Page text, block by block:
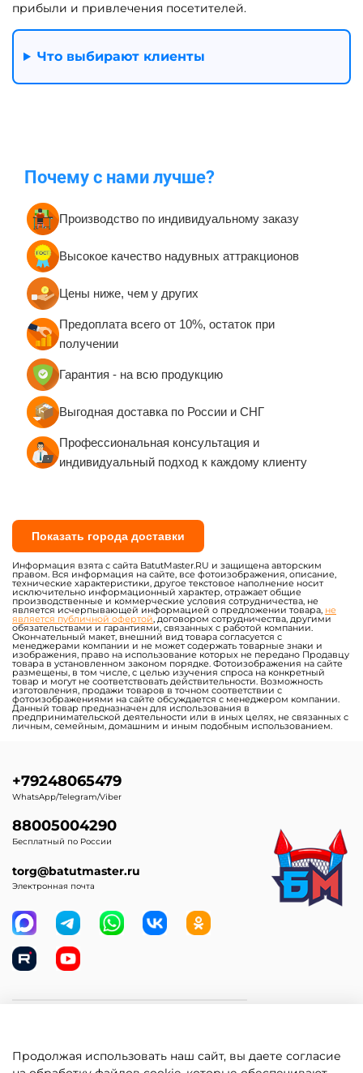
прибыли и привлечения посетителей.
Что выбирают клиенты
Почему с нами лучше?
Производство по индивидуальному заказу
Высокое качество надувных аттракционов
Цены ниже, чем у других
Предоплата всего от 10%, остаток при
получении
Гарантия - на всю продукцию
Выгодная доставка по России и СНГ
Профессиональная консультация и
индивидуальный подход к каждому клиенту
Показать города доставки
Информация взята с сайта BatutMaster.RU и защищена авторским
правом. Вся информация на сайте, все фотоизображения, описание,
технические характеристики, другое текстовое наполнение носит
исключительно информационный характер, отражает общие
производственные и коммерческие условия сотрудничества, не
является исчерпывающей информацией о предложении товара, не
является публичной офертой, договором сотрудничества, другими
обязательствами и гарантиями, связанных с работой компании.
Окончательный макет, внешний вид товара согласуется с
менеджерами компании и не может содержать товарные знаки и
изображения, право на использование которых не передано Продавцу
товара в установленном законом порядке. Фотоизображения на сайте
размещены, в том числе, с целью изучения спроса на конкретный
товар и могут не соответствовать действительности. Возможность
изготовления, продажи товаров в точном соответствии с
фотоизображениями на сайте обсуждается с менеджером компании.
Данный товар предназначен для использования в
предпринимательской деятельности или в иных целях, не связанных с
личным, семейным, домашним и иным подобным использованием.
Клиентам
+79248065479
WhatsApp/Telegram/Viber
88005004290
Бесплатный по России
torg@batutmaster.ru
Электронная почта
Продолжая использовать наш сайт, вы даете согласие